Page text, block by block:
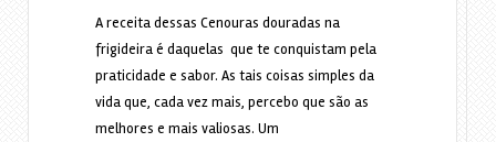
A receita dessas Cenouras douradas na
frigideira é daquelas que te conquistam pela
praticidade e sabor. As tais coisas simples da
vida que, cada vez mais, percebo que são as
melhores e mais valiosas. Um